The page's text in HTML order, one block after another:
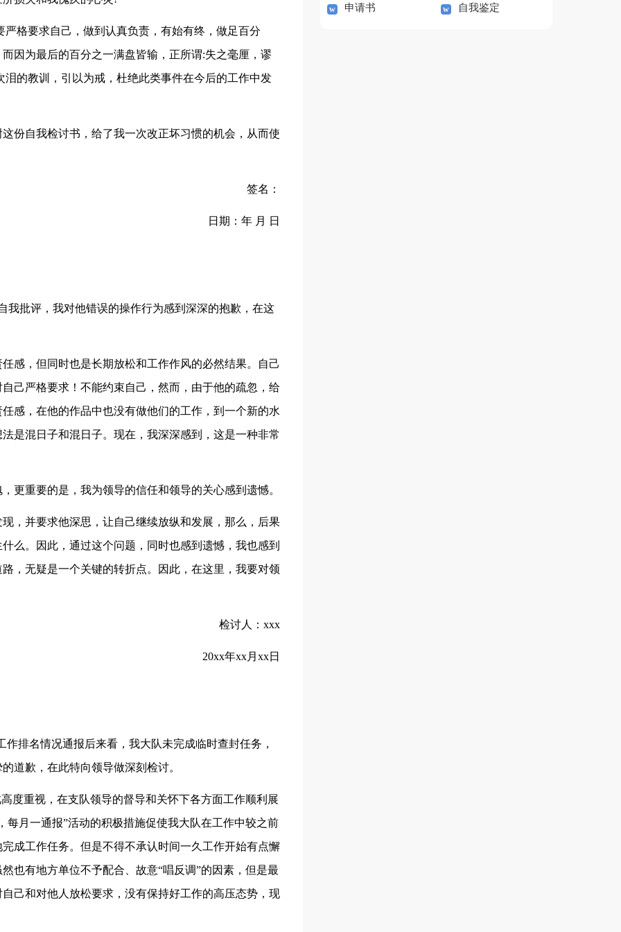
格要求自己，做到认真负责，有始有终，做足百分
因为最后的百分之一满盘皆输，正所谓:失之毫厘，谬
的教训，引以为戒，杜绝此类事件在今后的工作中发
份自我检讨书，给了我一次改正坏习惯的机会，从而使
签名：
日期：年 月 日
我批评，我对他错误的操作行为感到深深的抱歉，在这
感，但同时也是长期放松和工作作风的必然结果。自己
己严格要求！不能约束自己，然而，由于他的疏忽，给
感，在他的作品中也没有做他们的工作，到一个新的水
是混日子和混日子。现在，我深深感到，这是一种非常
更重要的是，我为领导的信任和领导的关心感到遗憾。
，并要求他深思，让自己继续放纵和发展，那么，后果
么。因此，通过这个问题，同时也感到遗憾，我也感到
，无疑是一个关键的转折点。因此，在这里，我要对领
检讨人：xxx
20xx年xx月xx日
排名情况通报后来看，我大队未完成临时查封任务，
道歉，在此特向领导做深刻检讨。
度重视，在支队领导的督导和关怀下各方面工作顺利展
每月一通报”活动的积极措施促使我大队在工作中较之前
成工作任务。但是不得不承认时间一久工作开始有点懈
也有地方单位不予配合、故意“唱反调”的因素，但是最
己和对他人放松要求，没有保持好工作的高压态势，现
申请书 自我鉴定